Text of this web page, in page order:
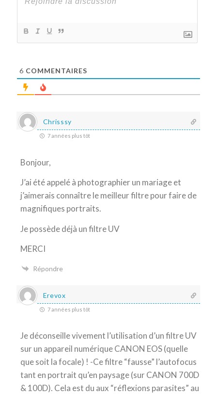
6 COMMENTAIRES
Chrisssy
7 années plus tôt
Bonjour,
J’ai été appelé à photographier un mariage et
j’aimerais connaître le meilleur filtre pour faire de
magnifiques portraits.
Je possède déjà un filtre UV
MERCI
Répondre
Erevox
7 années plus tôt
Je déconseille vivement l’utilisation d’un filtre UV
sur un appareil numérique CANON EOS (quelle
que soit la focale) ! -Ce filtre “fausse” l’autofocus
tant en portrait qu’en paysage (sur CANON 700D
& 100D). Cela est du aux “réflexions parasites” au